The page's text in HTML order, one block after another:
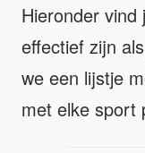
Hieronder
effectief zijn
we een lijstje
met elke sport